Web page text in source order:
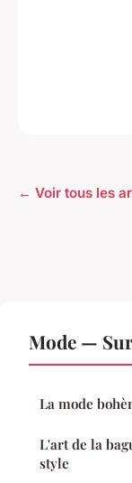
← Voir tous les
Mode —
La mode
L'art de la
style